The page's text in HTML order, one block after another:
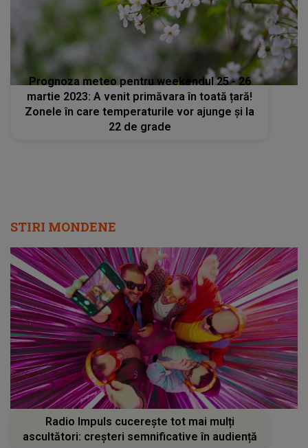
Prognoza meteo pentru weekendul 25 - 26
martie 2023: A venit primăvara în toată țară!
Zonele în care temperaturile vor ajunge și la
22 de grade
STIRI MONDENE
Radio Impuls cucerește tot mai mulți
ascultători: creșteri semnificative în audiență